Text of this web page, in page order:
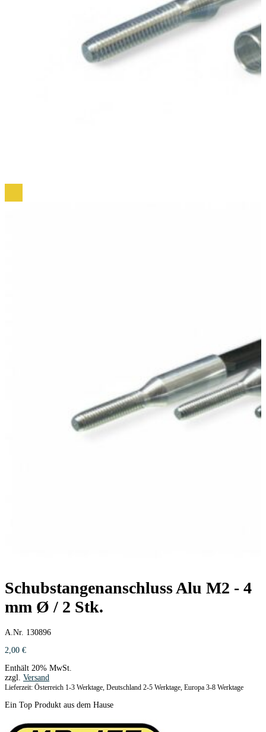
Schubstangenanschluss Alu M2 - 4
mm Ø / 2 Stk.
A.Nr. 130896
2,00 €
Enthält 20% MwSt.
zzgl. Versand
Lieferzeit: Österreich 1-3 Werktage, Deutschland 2-5 Werktage, Europa 3-8 Werktage
Ein Top Produkt aus dem Hause